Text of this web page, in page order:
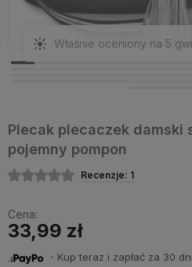
Właśnie oceniony na 5
Plecak plecaczek damski
pojemny pompon
Recenzje: 1
Cena:
33,99 zł
・Kup teraz i zapłać za 30 dni